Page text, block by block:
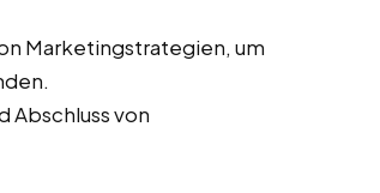
Marketingstrategien, um
Abschluss von